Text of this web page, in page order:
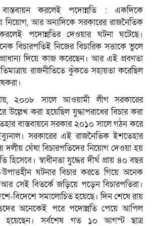
বাস্তবায়ন করলেই পদোন্নতি : একদিকে
নিয়োগ, আর অন্যদিকে সরকারের রাজনৈতিক
করলেই পদোন্নতির দেওয়ার ঘটনা ঘটেছে।
বিচারপতিই নিজের বিচারিক সত্তাকে ভুলে
দিয়ে কাজ করেছেন। আর এই প্রবণতা
রাজনীতিতে ঝুঁকতে সহায়তা করেছিল
২০০৮ সালে আওয়ামী লীগ সরকারের
উল্লেখ করা হয়েছিল যুদ্ধাপরাধের বিচার করা
বাস্তবায়নে সরকার ২০১০ সালে গঠন করে
সরকারের এই রাজনৈতিক ইশতেহার
দলীয় ঘেঁষা বিচারপতিদের নিয়োগ দেওয়া হয়
হিসেবে। স্বাধীনতা যুদ্ধের দীর্ঘ প্রায় ৪০ বছর
ঘটনার বিচার করতে গিয়ে অনেক
সেই বিতর্কে জড়িয়ে পড়েন বিচারপতিরা।
বিদেশে সমালোচিত হয়েছে। দিন শেষে রায়
অনেকেই পরে পদোন্নতি পেয়ে আপিল
হয়েছেন। সর্বশেষ গত ১০ আগস্ট ছাত্র